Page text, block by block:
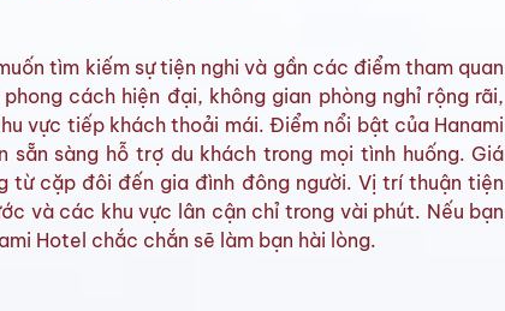
tìm kiếm sự tiện nghi và gần các điểm tham quan
cách hiện đại, không gian phòng nghỉ rộng rãi,
vực tiếp khách thoải mái. Điểm nổi bật của Hanami
sàng hỗ trợ du khách trong mọi tình huống. Giá
từ cặp đôi đến gia đình đông người. Vị trí thuận tiện
và các khu vực lân cận chỉ trong vài phút. Nếu bạn
Hotel chắc chắn sẽ làm bạn hài lòng.